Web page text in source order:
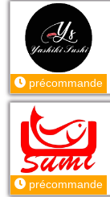
précommande
précommande